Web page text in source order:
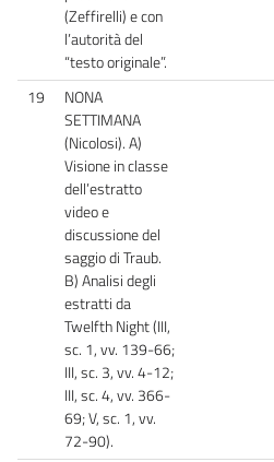
(Zeffirelli) e con
l’autorità del
“testo originale”.
19
NONA
SETTIMANA
(Nicolosi). A)
Visione in classe
dell’estratto
video e
discussione del
saggio di Traub.
B) Analisi degli
estratti da
Twelfth Night (III,
sc. 1, vv. 139-66;
III, sc. 3, vv. 4-12;
III, sc. 4, vv. 366-
69; V, sc. 1, vv.
72-90).